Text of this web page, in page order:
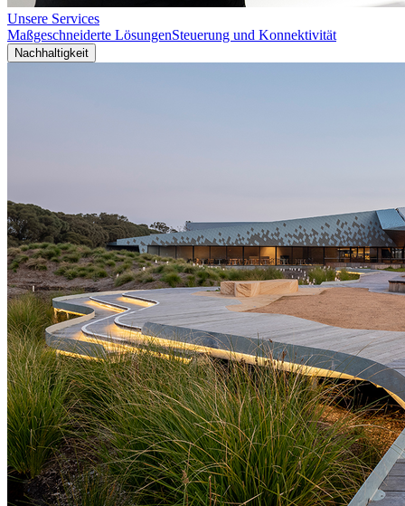
Unsere Services
Maßgeschneiderte LösungenSteuerung und Konnektivität
Nachhaltigkeit